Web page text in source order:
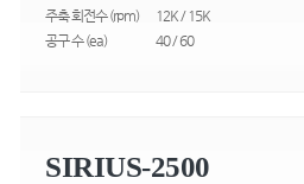
주축 회전수 (rpm)
12K / 15K
공구 수 (ea)
40 / 60
SIRIUS-2500